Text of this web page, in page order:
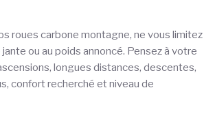
roues carbone montagne, ne vous limitez
ou au poids annoncé. Pensez à votre
longues distances, descentes,
confort recherché et niveau de